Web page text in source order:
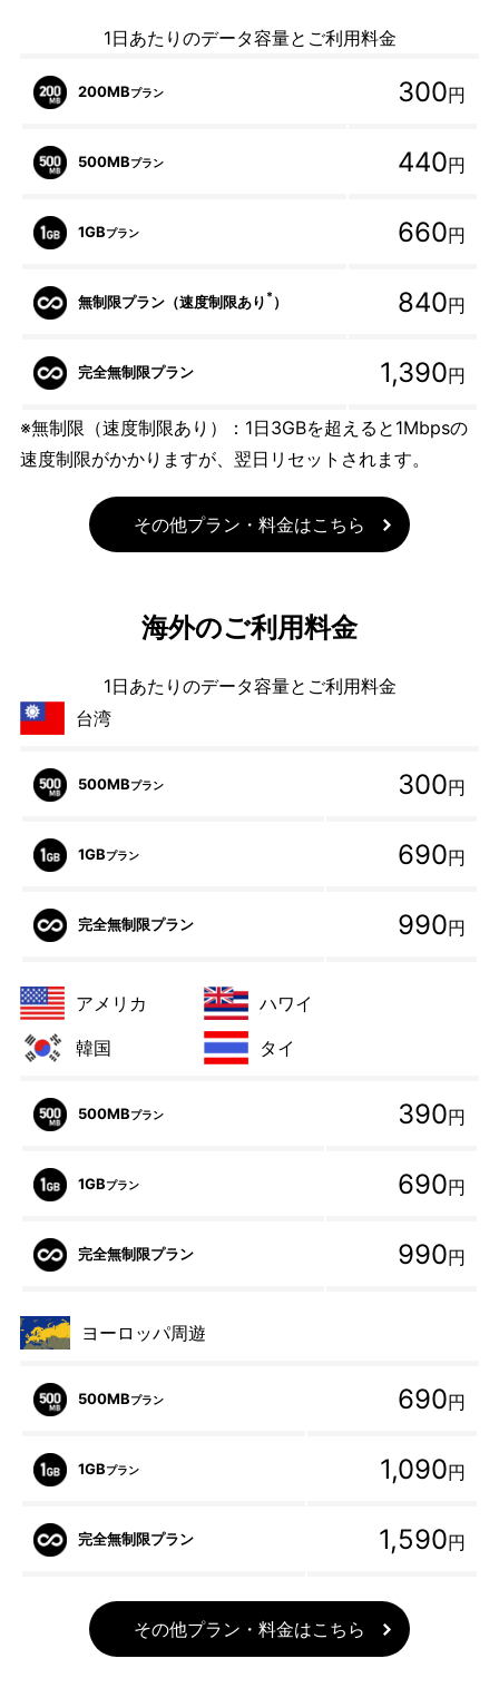
1日あたりのデータ容量とご利用料金
200MBプラン 300円
500MBプラン 440円
1GBプラン 660円
無制限プラン（速度制限あり * ） 840円
完全無制限プラン 1,390円
※無制限（速度制限あり）：1日3GBを超えると1Mbpsの
速度制限がかかりますが、翌日リセットされます。
その他プラン・料金はこちら
海外のご利用料金
1日あたりのデータ容量とご利用料金
台湾
500MBプラン 300円
1GBプラン 690円
完全無制限プラン 990円
アメリカ
ハワイ
韓国
タイ
500MBプラン 390円
1GBプラン 690円
完全無制限プラン 990円
ヨーロッパ周遊
500MBプラン 690円
1GBプラン 1,090円
完全無制限プラン 1,590円
その他プラン・料金はこちら